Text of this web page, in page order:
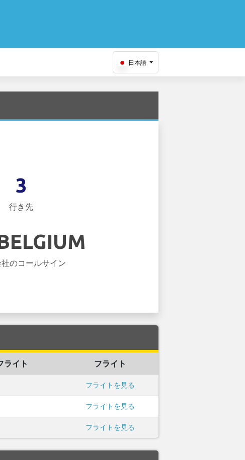
日本語
3
行き先
のコールサイン
ライト フライト
フライトを見る
フライトを見る
フライトを見る